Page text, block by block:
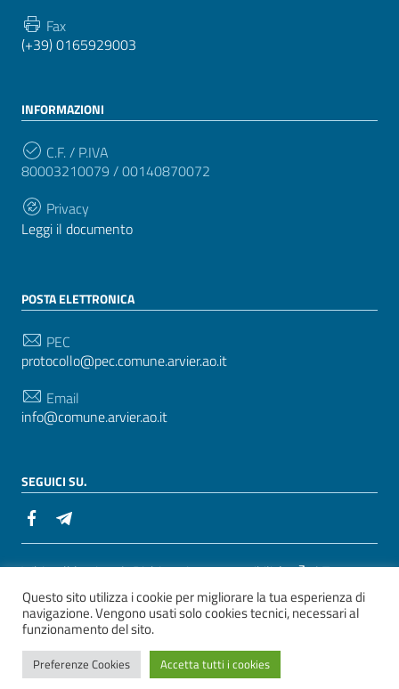
Fax
(+39) 0165929003
INFORMAZIONI
C.F. / P.IVA
80003210079 / 00140870072
Privacy
Leggi il documento
POSTA ELETTRONICA
PEC
protocollo@pec.comune.arvier.ao.it
Email
info@comune.arvier.ao.it
SEGUICI SU.
Sezione Link Utili
Whistelblowing | Dichiarazione accessibilità
| Tema
grafico ItaliaWP2 | Basato sul Prototipo per siti PA di
AgID
ver. 2
Questo sito utilizza i cookie per migliorare la tua esperienza di
navigazione. Vengono usati solo cookies tecnici, necessari al
funzionamento del sito.
Preferenze Cookies Accetta tutti i cookies